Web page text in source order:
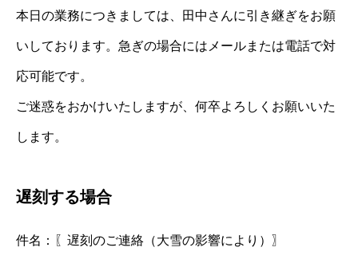
本日の業務につきましては、田中さんに引き継ぎをお願
いしております。急ぎの場合にはメールまたは電話で対
応可能です。
ご迷惑をおかけいたしますが、何卒よろしくお願いいた
します。
遅刻する場合
件名：〖遅刻のご連絡（大雪の影響により）〗